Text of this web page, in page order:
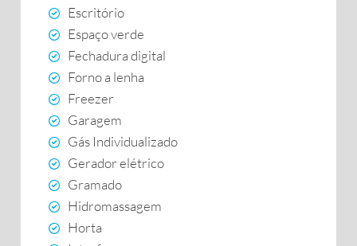
Escritório
Espaço verde
Fechadura digital
Forno a lenha
Freezer
Garagem
Gás Individualizado
Gerador elétrico
Gramado
Hidromassagem
Horta